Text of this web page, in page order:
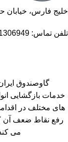
خلیج فارس، خیابان
تلفن تماس: 02191306949
گاوصندوق
خدمات بازگشایی
های مختلف در
می